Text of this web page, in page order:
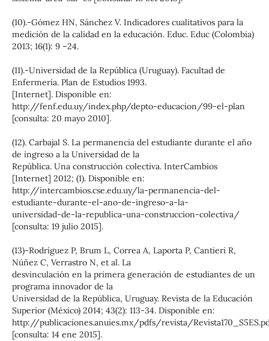
(10).-Gómez HN, Sánchez V. Indicadores cualitativos para la
medición de la calidad en la educación. Educ. Educ (Colombia)
2013; 16(1): 9 –24.
(11).-Universidad de la República (Uruguay). Facultad de
Enfermería. Plan de Estudios 1993.
[Internet]. Disponible en:
http://fenf.edu.uy/index.php/depto-educacion/99-el-plan
[consulta: 20 mayo 2010].
(12). Carbajal S. La permanencia del estudiante durante el año
de ingreso a la Universidad de la
República. Una construcción colectiva. InterCambios
[Internet] 2012; (1). Disponible en:
http://intercambios.cse.edu.uy/la-permanencia-del-
estudiante-durante-el-ano-de-ingreso-a-la-
universidad-de-la-republica-una-construccion-colectiva/
[consulta: 19 julio 2015].
(13)-Rodríguez P, Brum L, Correa A, Laporta P, Cantieri R,
Núñez C, Verrastro N, et al. La
desvinculación en la primera generación de estudiantes de un
programa innovador de la
Universidad de la República, Uruguay. Revista de la Educación
Superior (México) 2014; 43(2): 113-34. Disponible en:
http://publicaciones.anuies.mx/pdfs/revista/
[consulta: 14 ene 2015].